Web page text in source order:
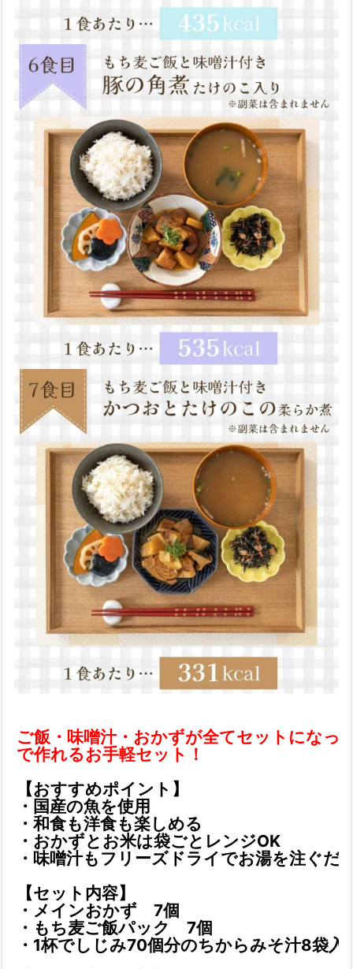
ご飯・味噌汁・おかずが全てセットになっ
で作れるお手軽セット！
【おすすめポイント】
・国産の魚を使用
・和食も洋食も楽しめる
・おかずとお米は袋ごとレンジOK
・ 味噌汁もフリーズドライでお湯を注ぐだ
【セット内容】
・メインおかず 7個
・もち麦ご飯パック 7個
・1杯でしじみ70個分のちからみそ汁8袋